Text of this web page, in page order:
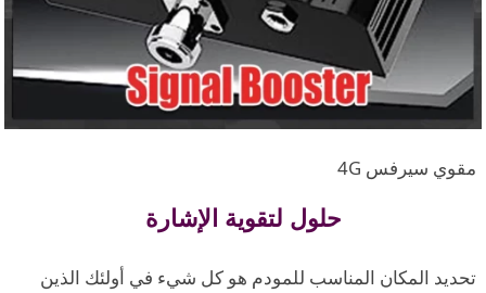
مقوي سيرفس 4G
حلول لتقوية الإشارة
تحديد المكان المناسب للمودم هو كل شيء في أولئك الذين